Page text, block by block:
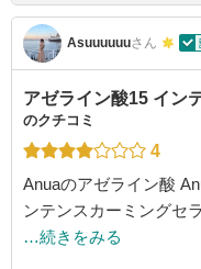
Asuuuuuuさん
アゼライン酸15 イン
のクチコミ
4
Anuaのアゼライン酸
ンテンスカーミングセ
…続きをみる